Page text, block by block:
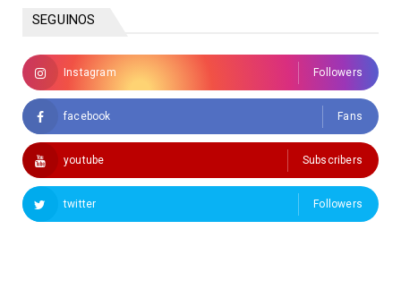
SEGUINOS
Instagram Followers
facebook Fans
youtube Subscribers
twitter Followers